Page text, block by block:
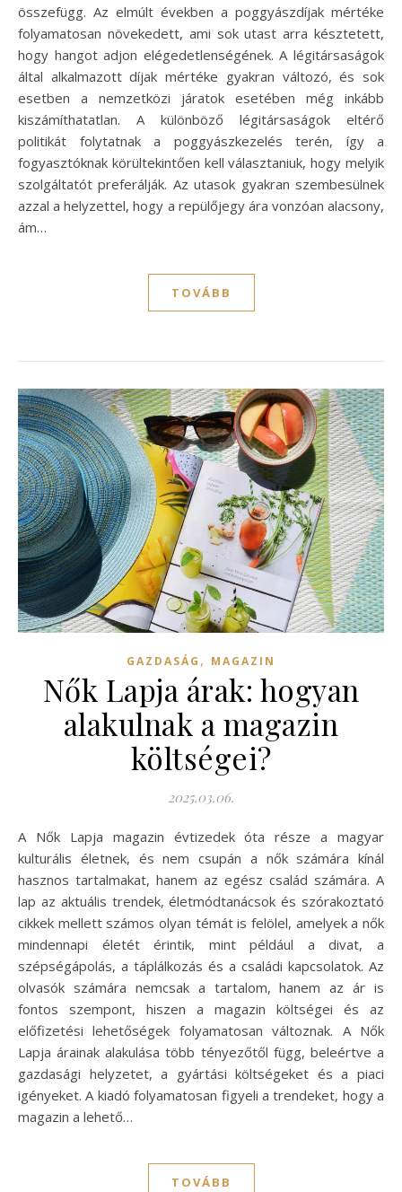
összefügg. Az elmúlt években a poggyászdíjak mértéke
folyamatosan növekedett, ami sok utast arra késztetett,
hogy hangot adjon elégedetlenségének. A légitársaságok
által alkalmazott díjak mértéke gyakran változó, és sok
esetben a nemzetközi járatok esetében még inkább
kiszámíthatatlan. A különböző légitársaságok eltérő
politikát folytatnak a poggyászkezelés terén, így a
fogyasztóknak körültekintően kell választaniuk, hogy melyik
szolgáltatót preferálják. Az utasok gyakran szembesülnek
azzal a helyzettel, hogy a repülőjegy ára vonzóan alacsony,
ám…
TOVÁBB
GAZDASÁG , MAGAZIN
Nők Lapja árak: hogyan
alakulnak a magazin
költségei?
2025.03.06.
A Nők Lapja magazin évtizedek óta része a magyar
kulturális életnek, és nem csupán a nők számára kínál
hasznos tartalmakat, hanem az egész család számára. A
lap az aktuális trendek, életmódtanácsok és szórakoztató
cikkek mellett számos olyan témát is felölel, amelyek a nők
mindennapi életét érintik, mint például a divat, a
szépségápolás, a táplálkozás és a családi kapcsolatok. Az
olvasók számára nemcsak a tartalom, hanem az ár is
fontos szempont, hiszen a magazin költségei és az
előfizetési lehetőségek folyamatosan változnak. A Nők
Lapja árainak alakulása több tényezőtől függ, beleértve a
gazdasági helyzetet, a gyártási költségeket és a piaci
igényeket. A kiadó folyamatosan figyeli a trendeket, hogy a
magazin a lehető…
TOVÁBB